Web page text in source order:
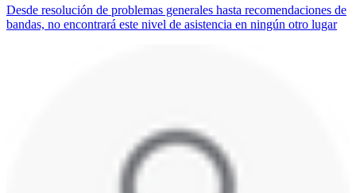
Desde resolución de problemas generales hasta recomendaciones de
bandas, no encontrará este nivel de asistencia en ningún otro lugar